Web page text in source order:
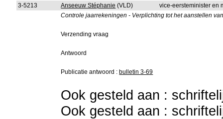
3-5213 Anseeuw Stéphanie (VLD)
vice-eersteminister en
Controle jaarrekeningen - Verplichting tot het aanstellen
Verzending vraag
Antwoord
Publicatie antwoord : bulletin 3-69
Ook gesteld aan :
Ook gesteld aan :